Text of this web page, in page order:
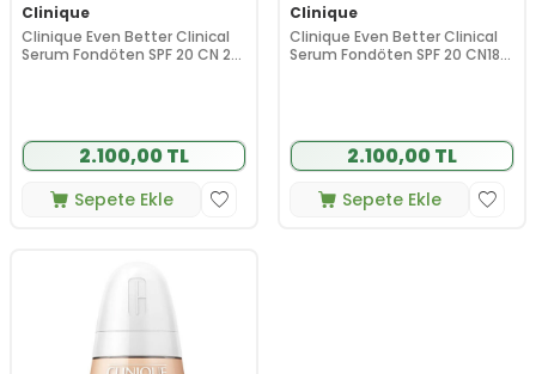
Clinique
Clinique Even Better Clinical
Serum Fondöten SPF 20 CN 20
2.100,00 TL
Sepete Ekle
Clinique
Clinique Even Better Clinical
Serum Fondöten SPF 20 CN18
2.100,00 TL
Sepete Ekle